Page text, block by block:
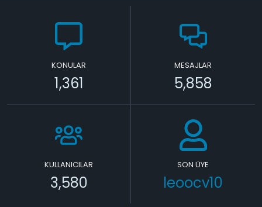
KONULAR
1,361
MESAJLAR
5,858
KULLANICILAR
3,580
SON ÜYE
leoocv10